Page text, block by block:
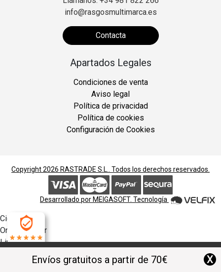
info@rasgosmultimarca.es
Contacta
Apartados Legales
Condiciones de venta
Aviso legal
Política de privacidad
Política de cookies
Configuración de Cookies
Copyright 2026 RASTRADE S.L.. Todos los derechos reservados.
Desarrollado por MEIGASOFT. Tecnología
4.9
Envíos gratuitos a partir de 70€ X
Cierra
Ordenado por
Limpiar